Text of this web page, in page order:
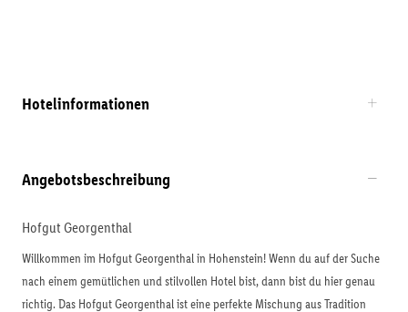
Hotelinformationen
Angebotsbeschreibung
Hofgut Georgenthal
Willkommen im Hofgut Georgenthal in Hohenstein! Wenn du auf der Suche
nach einem gemütlichen und stilvollen Hotel bist, dann bist du hier genau
richtig. Das Hofgut Georgenthal ist eine perfekte Mischung aus Tradition